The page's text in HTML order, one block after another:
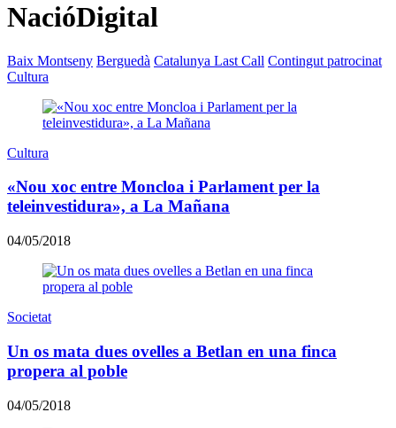
NacióDigital
Baix Montseny Berguedà Catalunya Last Call Contingut patrocinat
Cultura
Cultura
«Nou xoc entre Moncloa i Parlament per la
teleinvestidura», a La Mañana
04/05/2018
Societat
Un os mata dues ovelles a Betlan en una finca
propera al poble
04/05/2018